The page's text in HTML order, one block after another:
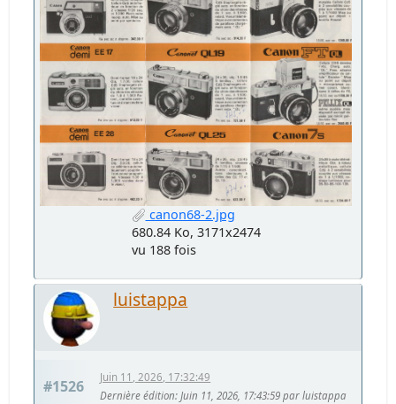
canon68-2.jpg
680.84 Ko, 3171x2474
vu 188 fois
luistappa
#1526
Juin 11, 2026, 17:32:49
Dernière édition: Juin 11, 2026, 17:43:59 par luistappa